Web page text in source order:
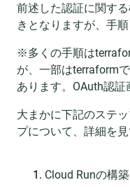
前述した認証に関す
きとなりますが、手順
※多くの手順は
が、一部はterraform
あります。OAuth認証
大まかに下記のステ
プについて、詳細を見
Cloud Runの構